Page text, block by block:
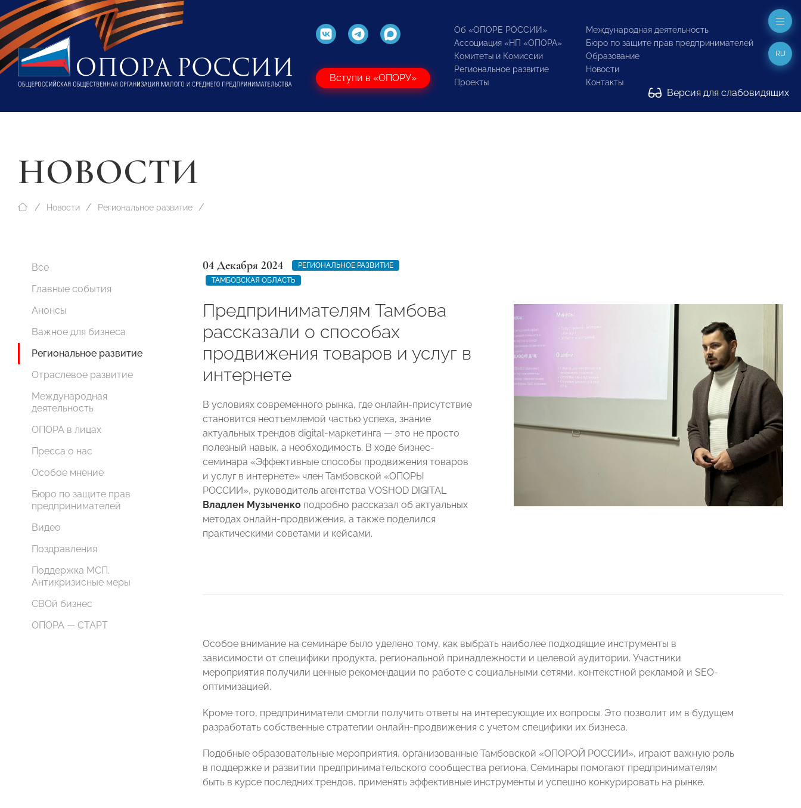
Вступи в «ОПОРУ»
Об «ОПОРЕ РОССИИ»
Ассоциация «НП «ОПОРА»
Комитеты и Комиссии
Региональное развитие
Проекты
Международная деятельность
Бюро по защите прав предпринимателей
Образование
Новости
Контакты
Версия для слабовидящих
RU
НОВОСТИ
Новости Региональное развитие
Все
Главные события
Анонсы
Важное для бизнеса
Региональное развитие
Отраслевое развитие
Международная
деятельность
ОПОРА в лицах
Пресса о нас
Особое мнение
Бюро по защите прав
предпринимателей
Видео
Поздравления
Поддержка МСП.
Антикризисные меры
СВОй бизнес
ОПОРА — СТАРТ
04 Декабря 2024
РЕГИОНАЛЬНОЕ РАЗВИТИЕ
ТАМБОВСКАЯ ОБЛАСТЬ
Предпринимателям Тамбова
рассказали о способах
продвижения товаров и услуг в
интернете
В условиях современного рынка, где онлайн-присутствие
становится неотъемлемой частью успеха, знание
актуальных трендов digital-маркетинга — это не просто
полезный навык, а необходимость. В ходе бизнес-
семинара «Эффективные способы продвижения товаров
и услуг в интернете» член Тамбовской «ОПОРЫ
РОССИИ», руководитель агентства VOSHOD DIGITAL
Владлен Музыченко подробно рассказал об актуальных
методах онлайн-продвижения, а также поделился
практическими советами и кейсами.
Особое внимание на семинаре было уделено тому, как выбрать наиболее подходящие инструменты в
зависимости от специфики продукта, региональной принадлежности и целевой аудитории. Участники
мероприятия получили ценные рекомендации по работе с социальными сетями, контекстной рекламой и SEO-
оптимизацией.
Кроме того, предприниматели смогли получить ответы на интересующие их вопросы. Это позволит им в будущем
разработать собственные стратегии онлайн-продвижения с учетом специфики их бизнеса.
Подобные образовательные мероприятия, организованные Тамбовской «ОПОРОЙ РОССИИ», играют важную роль
в поддержке и развитии предпринимательского сообщества региона. Семинары помогают предпринимателям
быть в курсе последних трендов, применять эффективные инструменты и успешно конкурировать на рынке.